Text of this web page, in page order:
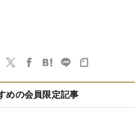
めの会員限定記事